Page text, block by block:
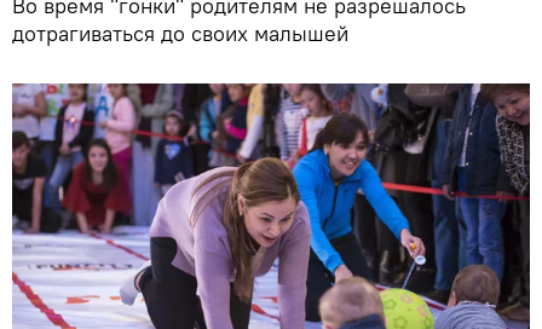
Во время "гонки" родителям не разрешалось
дотрагиваться до своих малышей